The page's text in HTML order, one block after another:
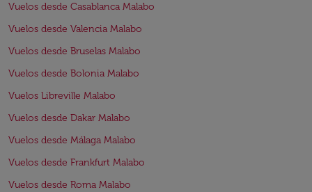
Vuelos desde Casablanca Malabo
Vuelos desde Valencia Malabo
Vuelos desde Bruselas Malabo
Vuelos desde Bolonia Malabo
Vuelos Libreville Malabo
Vuelos desde Dakar Malabo
Vuelos desde Málaga Malabo
Vuelos desde Frankfurt Malabo
Vuelos desde Roma Malabo